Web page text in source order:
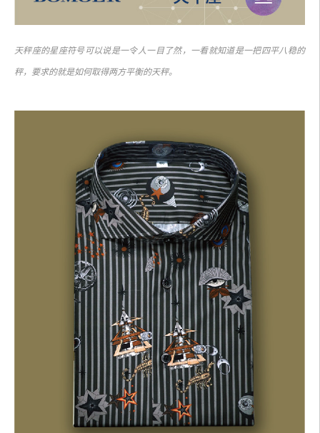
天秤座的星座符号可以说是一令人一目了然，一看就知道是一把四平八稳的
秤，要求的就是如何取得两方平衡的天秤。